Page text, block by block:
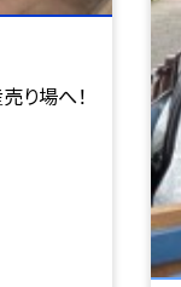
り場へ！